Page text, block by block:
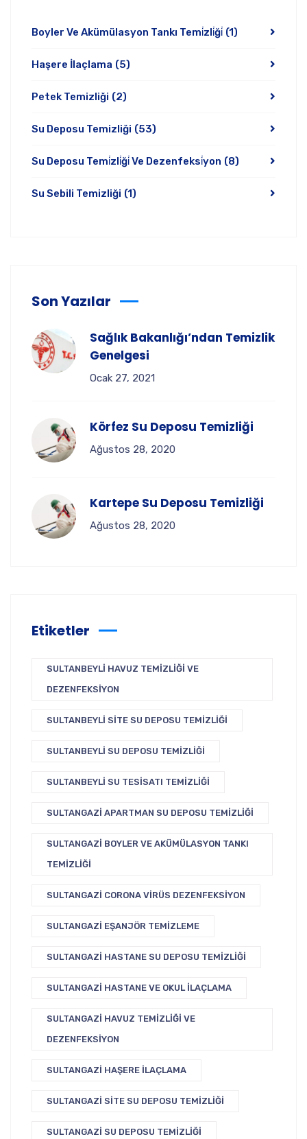
Boyler Ve Akümülasyon Tankı Temi̇zli̇ği̇ (1)
Haşere İlaçlama (5)
Petek Temizliği (2)
Su Deposu Temizliği (53)
Su Deposu Temi̇zli̇ği̇ Ve Dezenfeksi̇yon (8)
Su Sebili Temizliği (1)
Son Yazılar
Sağlık Bakanlığı’ndan Temizlik
Genelgesi
Ocak 27, 2021
Körfez Su Deposu Temizliği
Ağustos 28, 2020
Kartepe Su Deposu Temizliği
Ağustos 28, 2020
Etiketler
SULTANBEYLI HAVUZ TEMIZLIĞI VE
DEZENFEKSIYON
SULTANBEYLI SITE SU DEPOSU TEMIZLIĞI
SULTANBEYLI SU DEPOSU TEMIZLIĞI
SULTANBEYLI SU TESISATI TEMIZLIĞI
SULTANGAZI APARTMAN SU DEPOSU TEMIZLIĞI
SULTANGAZI BOYLER VE AKÜMÜLASYON TANKI
TEMIZLIĞI
SULTANGAZI CORONA VIRÜS DEZENFEKSIYON
SULTANGAZI EŞANJÖR TEMIZLEME
SULTANGAZI HASTANE SU DEPOSU TEMIZLIĞI
SULTANGAZI HASTANE VE OKUL İLAÇLAMA
SULTANGAZI HAVUZ TEMIZLIĞI VE
DEZENFEKSIYON
SULTANGAZI HAŞERE İLAÇLAMA
SULTANGAZI SITE SU DEPOSU TEMIZLIĞI
SULTANGAZI SU DEPOSU TEMIZLIĞI